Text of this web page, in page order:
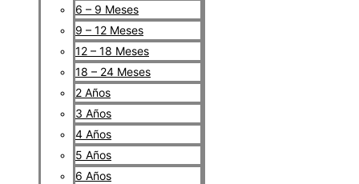
6 – 9 Meses
9 – 12 Meses
12 – 18 Meses
18 – 24 Meses
2 Años
3 Años
4 Años
5 Años
6 Años